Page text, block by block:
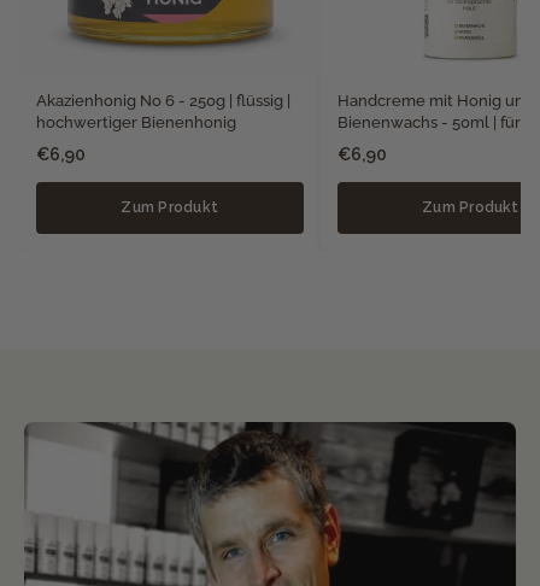
Akazienhonig No 6 - 250g | flüssig |
hochwertiger Bienenhonig
€6,90
Zum Produkt
Handcreme mit Honig und
Bienenwachs - 50ml | für
Hände
€6,90
Zum Produkt